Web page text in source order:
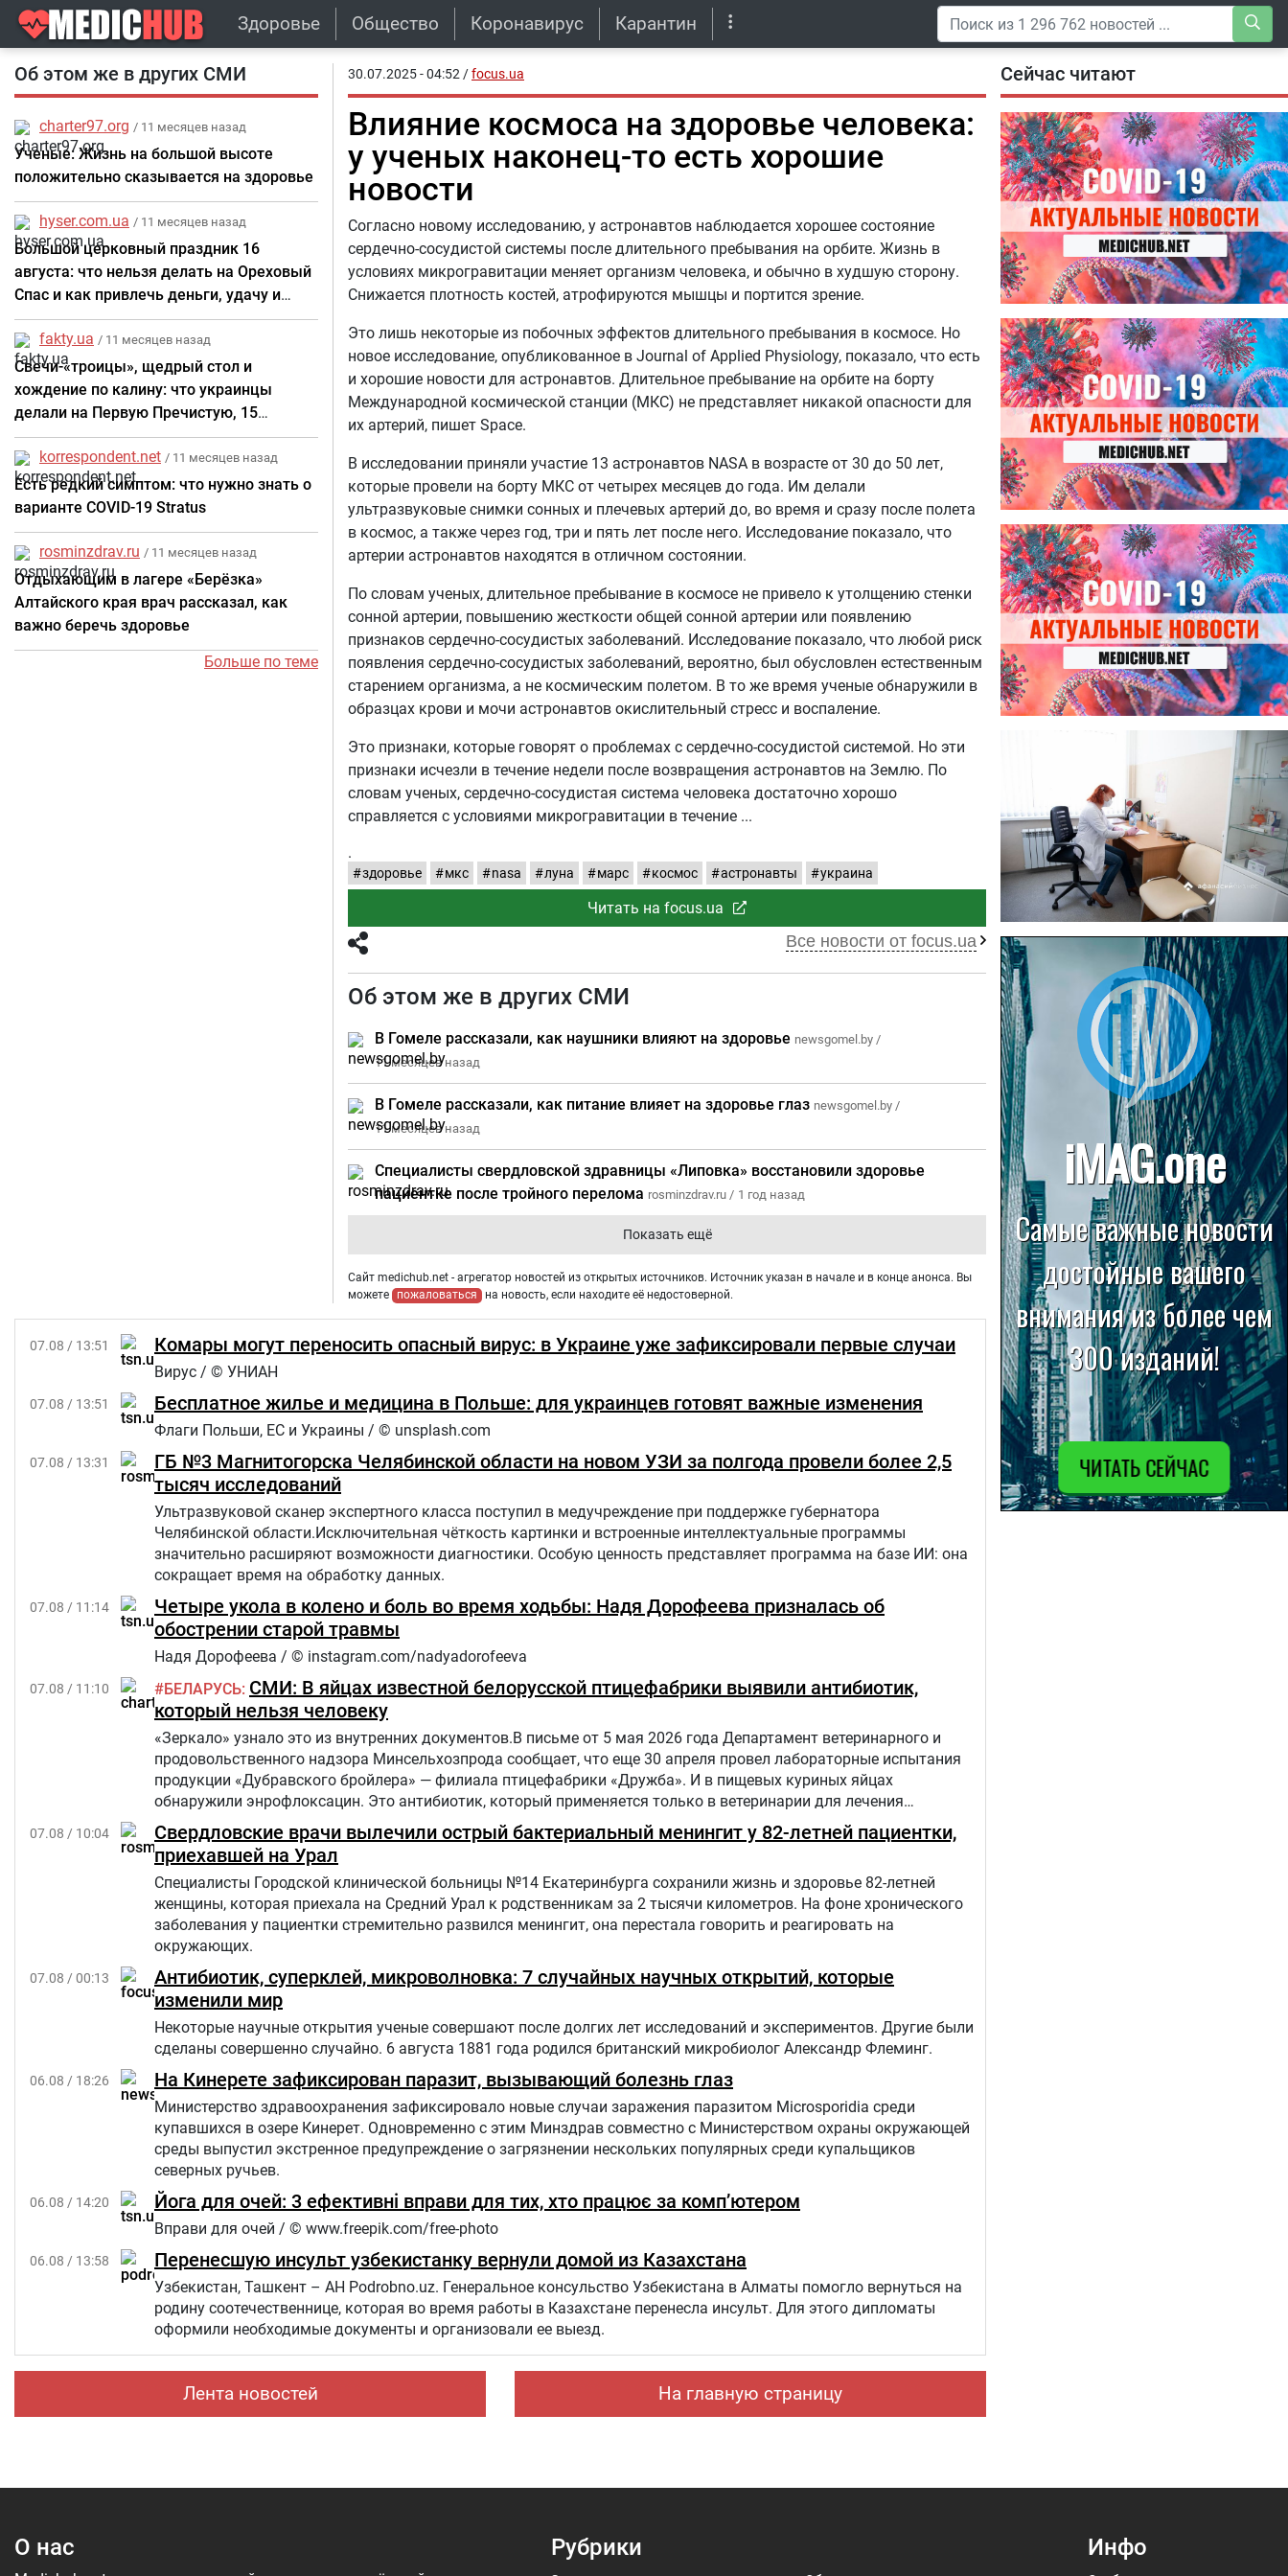
Здоровье Общество Коронавирус Карантин
Об этом же в других СМИ
charter97.org / 11 месяцев назад
Ученые: Жизнь на большой высоте
положительно сказывается на здоровье
hyser.com.ua / 11 месяцев назад
Большой церковный праздник 16
августа: что нельзя делать на Ореховый
Спас и как привлечь деньги, удачу и
здоровье сегодня
fakty.ua / 11 месяцев назад
Свечи-«троицы», щедрый стол и
хождение по калину: что украинцы
делали на Первую Пречистую, 15
августа, чтобы обеспечить здоровье и
благополучие семьи
korrespondent.net / 11 месяцев назад
Есть редкий симптом: что нужно знать о
варианте COVID-19 Stratus
rosminzdrav.ru / 11 месяцев назад
Отдыхающим в лагере «Берёзка»
Алтайского края врач рассказал, как
важно беречь здоровье
Больше по теме
30.07.2025 - 04:52 /focus.ua
Влияние космоса на здоровье человека:
у ученых наконец-то есть хорошие
новости
Согласно новому исследованию, у астронавтов наблюдается хорошее состояние
сердечно-сосудистой системы после длительного пребывания на орбите. Жизнь в
условиях микрогравитации меняет организм человека, и обычно в худшую сторону.
Снижается плотность костей, атрофируются мышцы и портится зрение.
Это лишь некоторые из побочных эффектов длительного пребывания в космосе. Но
новое исследование, опубликованное в Journal of Applied Physiology, показало, что есть
и хорошие новости для астронавтов. Длительное пребывание на орбите на борту
Международной космической станции (МКС) не представляет никакой опасности для
их артерий, пишет Space.
В исследовании приняли участие 13 астронавтов NASA в возрасте от 30 до 50 лет,
которые провели на борту МКС от четырех месяцев до года. Им делали
ультразвуковые снимки сонных и плечевых артерий до, во время и сразу после полета
в космос, а также через год, три и пять лет после него. Исследование показало, что
артерии астронавтов находятся в отличном состоянии.
По словам ученых, длительное пребывание в космосе не привело к утолщению стенки
сонной артерии, повышению жесткости общей сонной артерии или появлению
признаков сердечно-сосудистых заболеваний. Исследование показало, что любой риск
появления сердечно-сосудистых заболеваний, вероятно, был обусловлен естественным
старением организма, а не космическим полетом. В то же время ученые обнаружили в
образцах крови и мочи астронавтов окислительный стресс и воспаление.
Это признаки, которые говорят о проблемах с сердечно-сосудистой системой. Но эти
признаки исчезли в течение недели после возвращения астронавтов на Землю. По
словам ученых, сердечно-сосудистая система человека достаточно хорошо
справляется с условиями микрогравитации в течение
.
здоровье мкс nasa луна марс космос астронавты украина
Читать на focus.ua
Все новости от focus.ua
Об этом же в других СМИ
В Гомеле рассказали, как наушники влияют на здоровье newsgomel.by /
11 месяцев назад
В Гомеле рассказали, как питание влияет на здоровье глаз newsgomel.by /
11 месяцев назад
Специалисты свердловской здравницы «Липовка» восстановили здоровье
пациентке после тройного перелома rosminzdrav.ru / 1 год назад
Показать ещё
Сайт medichub.net - агрегатор новостей из открытых источников. Источник указан в начале и в конце анонса. Вы
можете
пожаловаться на новость, если находите её недостоверной.
07.08 / 13:51 Комары могут переносить опасный вирус: в Украине уже зафиксировали первые случаи
Вирус / © УНИАН
07.08 / 13:51 Бесплатное жилье и медицина в Польше: для украинцев готовят важные изменения
Флаги Польши, ЕС и Украины / © unsplash.com
07.08 / 13:31
ГБ №3 Магнитогорска Челябинской области на новом УЗИ за полгода провели более 2,5
тысяч исследований
Ультразвуковой сканер экспертного класса поступил в медучреждение при поддержке губернатора
Челябинской области.Исключительная чёткость картинки и встроенные интеллектуальные программы
значительно расширяют возможности диагностики. Особую ценность представляет программа на базе ИИ: она
сокращает время на обработку данных.
07.08 / 11:14
Четыре укола в колено и боль во время ходьбы: Надя Дорофеева призналась об
обострении старой травмы
Надя Дорофеева / © instagram.com/nadyadorofeeva
07.08 / 11:10 БЕЛАРУСЬ СМИ: В яйцах известной белорусской птицефабрики выявили антибиотик,
который нельзя человеку
«Зеркало» узнало это из внутренних документов.В письме от 5 мая 2026 года Департамент ветеринарного и
продовольственного надзора Минсельхозпрода сообщает, что еще 30 апреля провел лабораторные испытания
продукции «Дубравского бройлера» — филиала птицефабрики «Дружба». И в пищевых куриных яйцах
обнаружили энрофлоксацин. Это антибиотик, который применяется только в ветеринарии для лечения
сельскохозяйственных, домашних животных и птиц.
07.08 / 10:04
Свердловские врачи вылечили острый бактериальный менингит у 82-летней пациентки,
приехавшей на Урал
Специалисты Городской клинической больницы №14 Екатеринбурга сохранили жизнь и здоровье 82-летней
женщины, которая приехала на Средний Урал к родственникам за 2 тысячи километров. На фоне хронического
заболевания у пациентки стремительно развился менингит, она перестала говорить и реагировать на
окружающих.
07.08 / 00:13
Антибиотик, суперклей, микроволновка: 7 случайных научных открытий, которые
изменили мир
Некоторые научные открытия ученые совершают после долгих лет исследований и экспериментов. Другие были
сделаны совершенно случайно. 6 августа 1881 года родился британский микробиолог Александр Флеминг.
06.08 / 18:26 На Кинерете зафиксирован паразит, вызывающий болезнь глаз
Министерство здравоохранения зафиксировало новые случаи заражения паразитом Microsporidia среди
купавшихся в озере Кинерет. Одновременно с этим Минздрав совместно с Министерством охраны окружающей
среды выпустил экстренное предупреждение о загрязнении нескольких популярных среди купальщиков
северных ручьев.
06.08 / 14:20 Йога для очей: 3 ефективні вправи для тих, хто працює за комп’ютером
Вправи для очей / © www.freepik.com/free-photo
06.08 / 13:58 Перенесшую инсульт узбекистанку вернули домой из Казахстана
Узбекистан, Ташкент – АН Podrobno.uz. Генеральное консульство Узбекистана в Алматы помогло вернуться на
родину соотечественнице, которая во время работы в Казахстане перенесла инсульт. Для этого дипломаты
оформили необходимые документы и организовали ее выезд.
Лента новостей На главную страницу
Сейчас читают
04.08.2026
Специалисты дали советы, как
правильно пить витамины
27.07.2026
Лучше фасоли: диетолог
названа 8 продуктов,
содержащих много клетчатки
угрозы: что нужно знать о
летних инфекциях
22.07.2026
Больница в Спирово работает
без рентгеновского кабинета
О нас Рубрики Инфо